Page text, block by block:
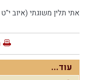
אתי תלין משוגתי (איוב
עוד...